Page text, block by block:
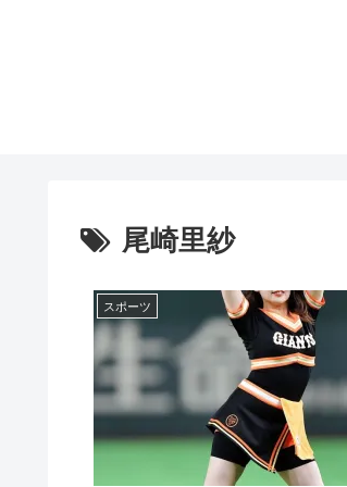
尾崎里紗
スポーツ